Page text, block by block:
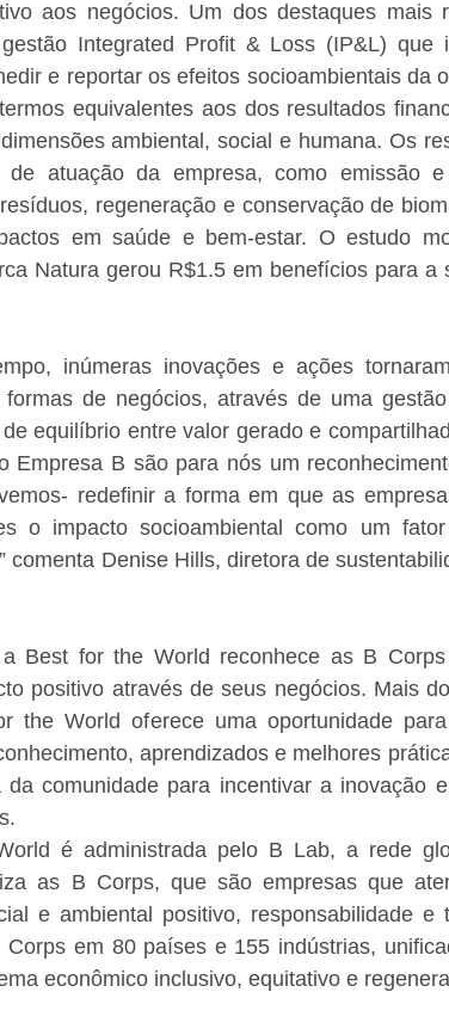
aos negócios. Um dos destaques mais
Integrated Profit & Loss (IP&L) que
e reportar os efeitos socioambientais da
equivalentes aos dos resultados
ambiental, social e humana. Os
de atuação da empresa, como emissão
regeneração e conservação de
em saúde e bem-estar. O estudo
Natura gerou R$1.5 em benefícios para a
inúmeras inovações e ações
formas de negócios, através de uma
equilíbrio entre valor gerado e
Empresa B são para nós um
redefinir a forma em que as
o impacto socioambiental como um
comenta Denise Hills, diretora de
Best for the World reconhece as B
positivo através de seus negócios. Mais
the World oferece uma oportunidade
aprendizados e melhores
da comunidade para incentivar a inovação
é administrada pelo B Lab, a rede
as B Corps, que são empresas que
e ambiental positivo, responsabilidade e
em 80 países e 155 indústrias,
econômico inclusivo, equitativo e